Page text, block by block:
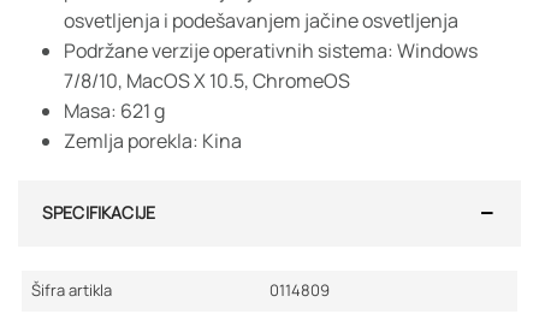
osvetljenja i podešavanjem jačine osvetljenja
Podržane verzije operativnih sistema: Windows
7/8/10, MacOS X 10.5, ChromeOS
Masa: 621 g
Zemlja porekla: Kina
SPECIFIKACIJE
Šifra artikla
0114809